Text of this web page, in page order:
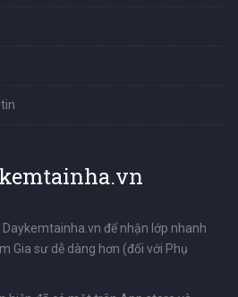
để nhận lớp nhanh
Gia sư dễ dàng hơn (đối với Phụ